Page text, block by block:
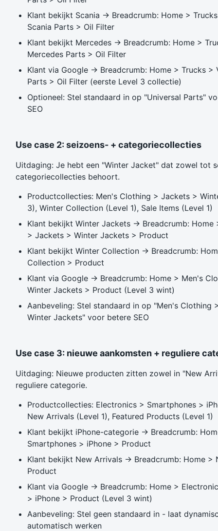
Klant bekijkt Scania → Breadcrumb: Home >
Scania Parts > Oil Filter
Klant bekijkt Mercedes → Breadcrumb: Home >
Mercedes Parts > Oil Filter
Klant via Google → Breadcrumb: Home > Trucks >
Parts > Oil Filter (eerste Level 3 collectie)
Optioneel: Stel standaard in op "Universal Parts"
SEO
Use case 2: seizoens- + categoriecollecties
Uitdaging: Je hebt een "Winter Jacket" dat zowel tot
categoriecollecties behoort.
Productcollecties: Men's Clothing > Jackets >
3), Winter Collection (Level 1), Sale Items (Level 1)
Klant bekijkt Winter Jackets → Breadcrumb: Home
> Jackets > Winter Jackets > Product
Klant bekijkt Winter Collection → Breadcrumb:
Collection > Product
Klant via Google → Breadcrumb: Home > Men's
Winter Jackets > Product (Level 3 wint)
Aanbeveling: Stel standaard in op "Men's Clothing
Winter Jackets" voor betere SEO
Use case 3: nieuwe aankomsten + reguliere
Uitdaging: Nieuwe producten zitten zowel in "New
reguliere categorie.
Productcollecties: Electronics > Smartphones >
New Arrivals (Level 1), Featured Products (Level 1)
Klant bekijkt iPhone-categorie → Breadcrumb:
Smartphones > iPhone > Product
Klant bekijkt New Arrivals → Breadcrumb: Home >
Product
Klant via Google → Breadcrumb: Home >
> iPhone > Product (Level 3 wint)
Aanbeveling: Stel geen standaard in - laat
automatisch werken